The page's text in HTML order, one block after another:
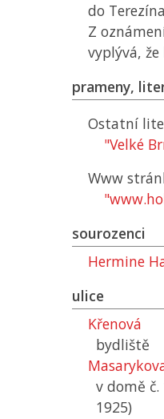
do
Z
vyplývá,
prameny,
Ostatní
"Velké
Www
sourozenci
Hermine
ulice
Křenová
bydliště
v domě
1925)